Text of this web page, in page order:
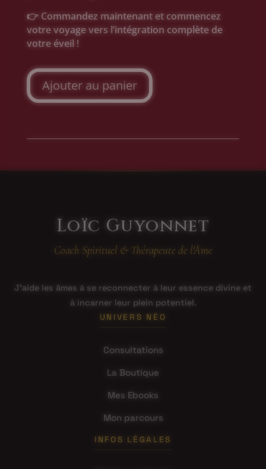
👉 Commandez maintenant et commencez
votre voyage vers l’intégration complète de
votre éveil !
Ajouter au panier
Loïc Guyonnet
Coach Spirituel & Thérapeute de l'Âme
J'aide les âmes à se reconnecter à leur essence divine et
à incarner leur plein potentiel.
UNIVERS NÉO
Consultations
La Boutique
Mes Ebooks
Mon parcours
INFOS LÉGALES